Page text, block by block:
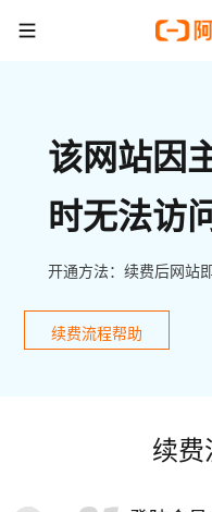
该网站因
时无法访
开通方法：续费后网站
续费流程帮助
续